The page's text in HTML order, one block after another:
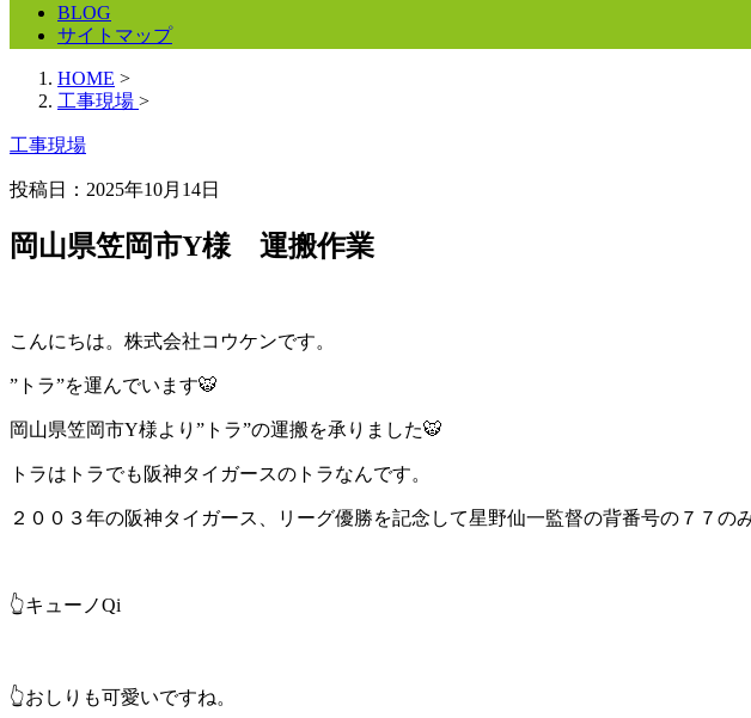
BLOG
サイトマップ
HOME >
工事現場 >
工事現場
投稿日： 2025年10月14日
岡山県笠岡市Y様 運搬作業
こんにちは。株式会社コウケンです。
”トラ”を運んでいます🐯
岡山県笠岡市Y様より”トラ”の運搬を承りました🐯
トラはトラでも阪神タイガースのトラなんです。
２００３年の阪神タイガース、リーグ優勝を記念して星野仙一監督の背番号の７７
👆キューノQi
👆おしりも可愛いですね。